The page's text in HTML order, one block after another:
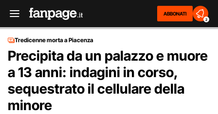
ABBONATI
2
Tredicenne morta a Piacenza
Precipita da un palazzo e muore
a 13 anni: indagini in corso,
sequestrato il cellulare della
minore